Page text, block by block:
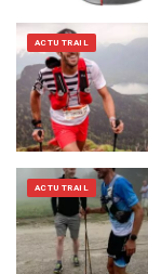
ACTU TRAIL
ACTU TRAIL